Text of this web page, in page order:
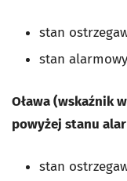
stan
stan
Oława (wskaźnik
powyżej stanu
stan